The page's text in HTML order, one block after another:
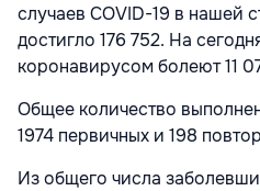
случаев COVID-19 в нашей
достигло 176 752. На
коронавирусом болеют 11
Общее количество
1974 первичных и 198
Из общего числа